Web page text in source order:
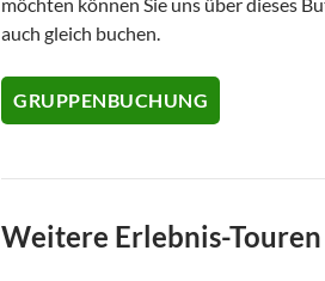
auch gleich buchen.
Weitere Erlebnis-